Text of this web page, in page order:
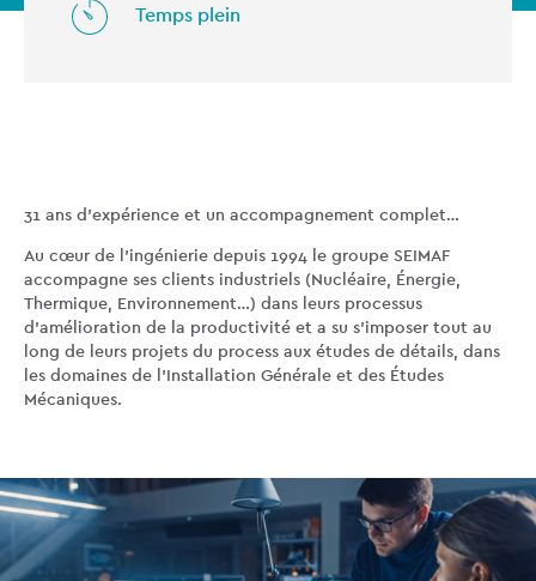
Temps plein
31 ans d’expérience et un accompagnement complet…
Au cœur de l’ingénierie depuis 1994 le groupe SEIMAF
accompagne ses clients industriels (Nucléaire, Énergie,
Thermique, Environnement…) dans leurs processus
d’amélioration de la productivité et a su s’imposer tout au
long de leurs projets du process aux études de détails, dans
les domaines de l’Installation Générale et des Études
Mécaniques.